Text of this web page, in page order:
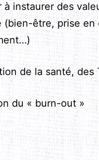
instaurer des
(bien-être, prise en
de la santé, des
du « burn-out »